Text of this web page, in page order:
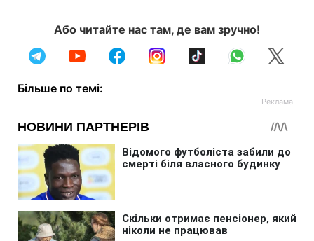
Або читайте нас там, де вам зручно!
Більше по темі: